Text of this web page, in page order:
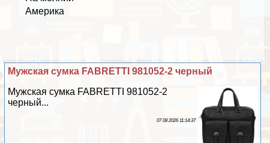
Америка
Мужская сумка FABRETTI 981052-2 черный
Мужская сумка FABRETTI 981052-2
черный...
07 08 2026 11:14:37